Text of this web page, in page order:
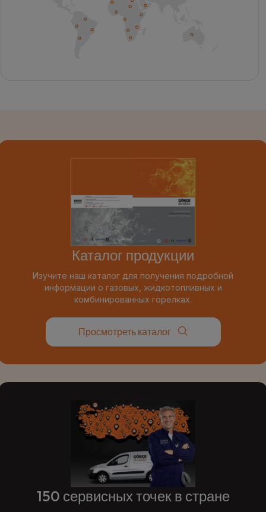
Каталог продукции
Изучите наш каталог для получения подробной
информации о газовых, жидкотопливных и
комбинированных горелках.
Просмотреть каталог
150 сервисных точек в стране